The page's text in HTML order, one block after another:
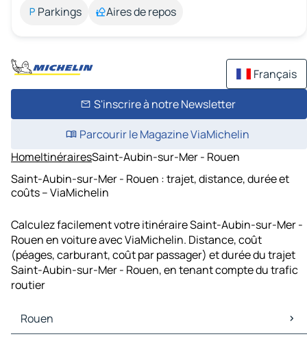
Parkings
Aires de repos
Français
S'inscrire à notre Newsletter
Parcourir le Magazine ViaMichelin
HomeItinérairesSaint-Aubin-sur-Mer - Rouen
Saint-Aubin-sur-Mer - Rouen : trajet, distance, durée et
coûts – ViaMichelin
Calculez facilement votre itinéraire Saint-Aubin-sur-Mer -
Rouen en voiture avec ViaMichelin. Distance, coût
(péages, carburant, coût par passager) et durée du trajet
Saint-Aubin-sur-Mer - Rouen, en tenant compte du trafic
routier
Rouen